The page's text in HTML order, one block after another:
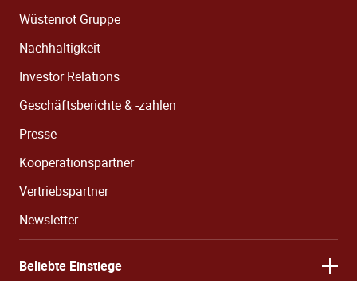
Wüstenrot Gruppe
Nachhaltigkeit
Investor Relations
Geschäftsberichte & -zahlen
Presse
Kooperationspartner
Vertriebspartner
Newsletter
Beliebte Einstiege